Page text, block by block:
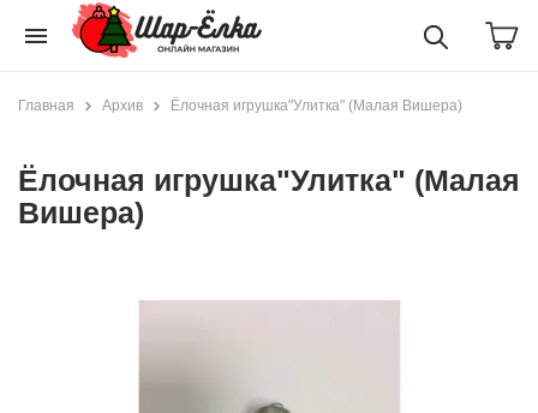
menu
Главная Архив Ёлочная игрушка"Улитка" (Малая Вишера)
Ёлочная игрушка"Улитка" (Малая
Вишера)